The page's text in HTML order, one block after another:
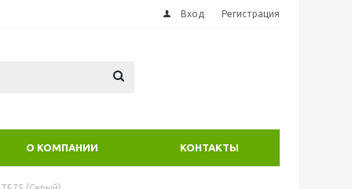
Вход Регистрация
О КОМПАНИИ КОНТАКТЫ